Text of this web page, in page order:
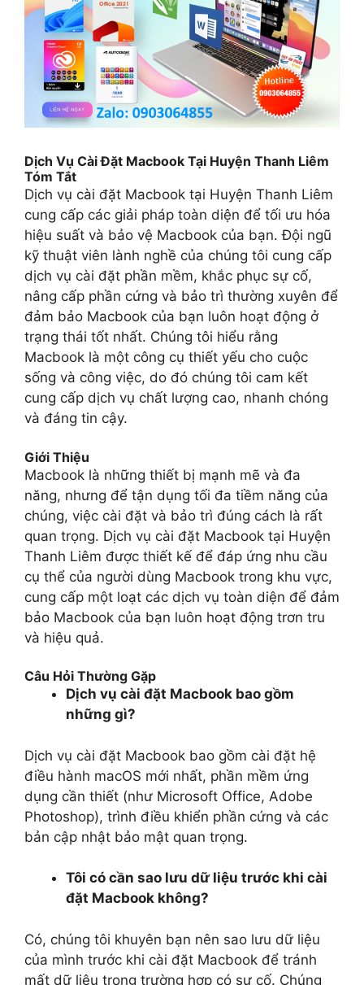
Dịch Vụ Cài Đặt Macbook Tại Huyện Thanh Liêm
Tóm Tắt
Dịch vụ cài đặt Macbook tại Huyện Thanh Liêm
cung cấp các giải pháp toàn diện để tối ưu hóa
hiệu suất và bảo vệ Macbook của bạn. Đội ngũ
kỹ thuật viên lành nghề của chúng tôi cung cấp
dịch vụ cài đặt phần mềm, khắc phục sự cố,
nâng cấp phần cứng và bảo trì thường xuyên để
đảm bảo Macbook của bạn luôn hoạt động ở
trạng thái tốt nhất. Chúng tôi hiểu rằng
Macbook là một công cụ thiết yếu cho cuộc
sống và công việc, do đó chúng tôi cam kết
cung cấp dịch vụ chất lượng cao, nhanh chóng
và đáng tin cậy.
Giới Thiệu
Macbook là những thiết bị mạnh mẽ và đa
năng, nhưng để tận dụng tối đa tiềm năng của
chúng, việc cài đặt và bảo trì đúng cách là rất
quan trọng. Dịch vụ cài đặt Macbook tại Huyện
Thanh Liêm được thiết kế để đáp ứng nhu cầu
cụ thể của người dùng Macbook trong khu vực,
cung cấp một loạt các dịch vụ toàn diện để đảm
bảo Macbook của bạn luôn hoạt động trơn tru
và hiệu quả.
Câu Hỏi Thường Gặp
Dịch vụ cài đặt Macbook bao gồm
những gì?
Dịch vụ cài đặt Macbook bao gồm cài đặt hệ
điều hành macOS mới nhất, phần mềm ứng
dụng cần thiết (như Microsoft Office, Adobe
Photoshop), trình điều khiển phần cứng và các
bản cập nhật bảo mật quan trọng.
Tôi có cần sao lưu dữ liệu trước khi cài
đặt Macbook không?
Có, chúng tôi khuyên bạn nên sao lưu dữ liệu
của mình trước khi cài đặt Macbook để tránh
mất dữ liệu trong trường hợp có sự cố. Chúng